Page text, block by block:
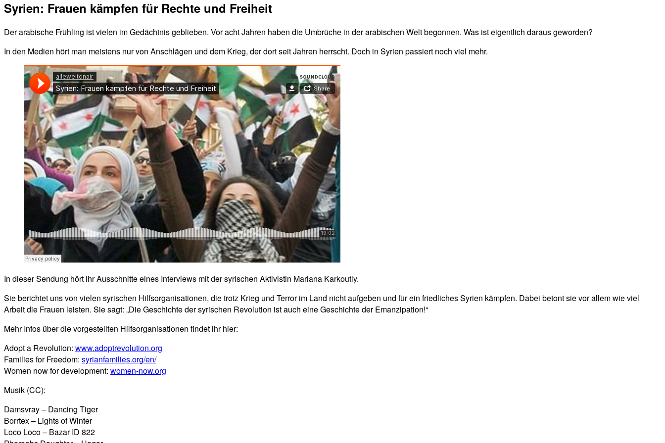
Syrien: Frauen kämpfen für Rechte und Freiheit
Der arabische Frühling ist vielen im Gedächtnis geblieben. Vor acht Jahren haben die Umbrüche in der arabischen Welt begonnen. Was ist eigentlich daraus geworden?
In den Medien hört man meistens nur von Anschlägen und dem Krieg, der dort seit Jahren herrscht. Doch in Syrien passiert noch viel mehr.
In dieser Sendung hört ihr Ausschnitte eines Interviews mit der syrischen Aktivistin Mariana Karkoutly.
Sie berichtet uns von vielen syrischen Hilfsorganisationen, die trotz Krieg und Terror im Land nicht aufgeben und für ein friedliches Syrien kämpfen. Dabei betont sie vor allem wie viel
Arbeit die Frauen leisten. Sie sagt: „Die Geschichte der syrischen Revolution ist auch eine Geschichte der Emanzipation!“
Mehr Infos über die vorgestellten Hilfsorganisationen findet ihr hier:
Adopt a Revolution: www.adoptrevolution.org
Families for Freedom: syrianfamilies.org/en/
Women now for development: women-now.org
Musik (CC):
Damsvray – Dancing Tiger
Borrtex – Lights of Winter
Loco Loco – Bazar ID 822